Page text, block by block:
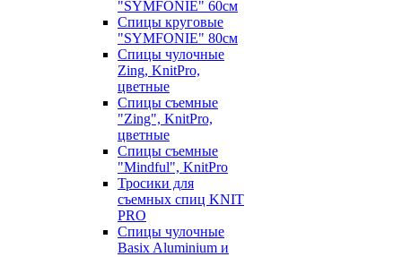
"SYMFONIE" 60см
Спицы круговые
"SYMFONIE" 80см
Спицы чулочные
Zing, KnitPro,
цветные
Спицы съемные
"Zing", KnitPro,
цветные
Спицы съемные
"Mindful", KnitPro
Тросики для
съемных спиц KNIT
PRO
Спицы чулочные
Basix Aluminium и